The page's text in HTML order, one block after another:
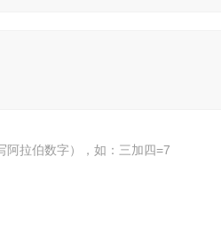
阿拉伯数字），如：三加四=7